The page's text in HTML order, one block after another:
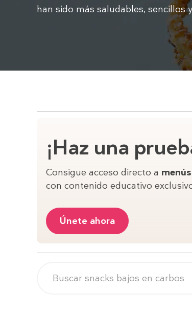
han sido más saludables, sencillos
¡Haz una
Consigue acceso directo a
con contenido educativo
Únete ahora